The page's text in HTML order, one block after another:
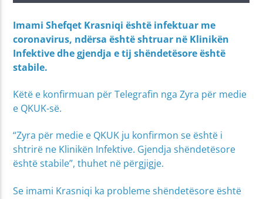
Imami Shefqet Krasniqi është infektuar me
coronavirus, ndërsa është shtruar në Klinikën
Infektive dhe gjendja e tij shëndetësore është
stabile.
Këtë e konfirmuan për Telegrafin nga Zyra për medie
e QKUK-së.
“Zyra për medie e QKUK ju konfirmon se është i
shtrirë ne Klinikën Infektive. Gjendja shëndetësore
është stabile”, thuhet në përgjigje.
Se imami Krasniqi ka probleme shëndetësore është